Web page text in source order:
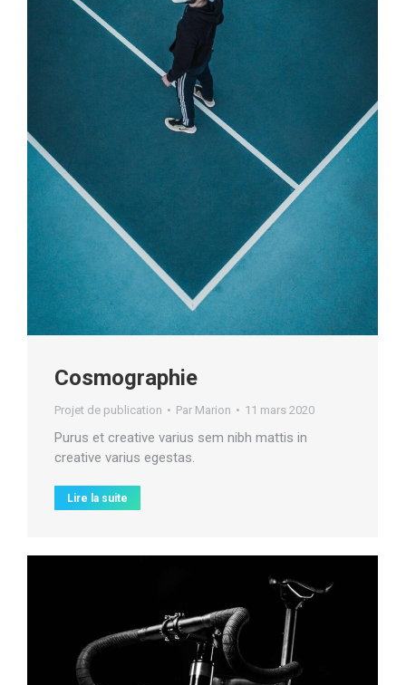
Cosmographie
Projet de publication Par Marion 11 mars 2020
Purus et creative varius sem nibh mattis in
creative varius egestas.
Lire la suite